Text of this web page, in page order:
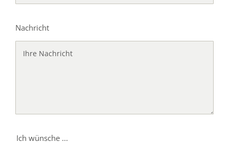
Nachricht
Ich wünsche ...